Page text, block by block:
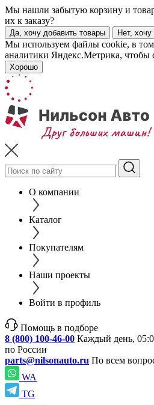
Мы нашли забытую корзину и
их к заказу?
Да, хочу добавить товары Нет,
Мы используем файлы cookie, в том
аналитики Яндекс.Метрика, чтобы
Хорошо
О компании
Каталог
Покупателям
Наши проекты
Войти в профиль
Помощь в подборе
8 (800) 100-46-00 Каждый день,
по России
parts@nilsonauto.ru По всем
WA
TG